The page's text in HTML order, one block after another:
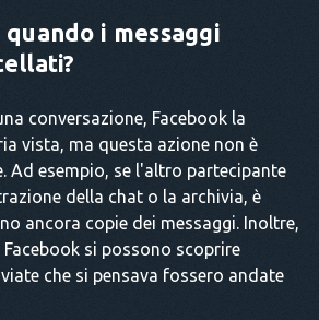
quando i messaggi
conversazione, Facebook la
vista, ma questa azione non è
Ad esempio, se l'altro partecipante
della chat o la archivia, è
ancora copie dei messaggi. Inoltre,
si possono scoprire
che si pensava fossero andate